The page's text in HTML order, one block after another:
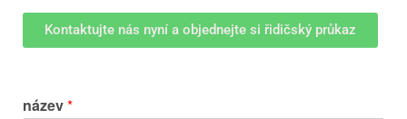
Kontaktujte nás nyní a objednejte si řidičský průkaz
název*